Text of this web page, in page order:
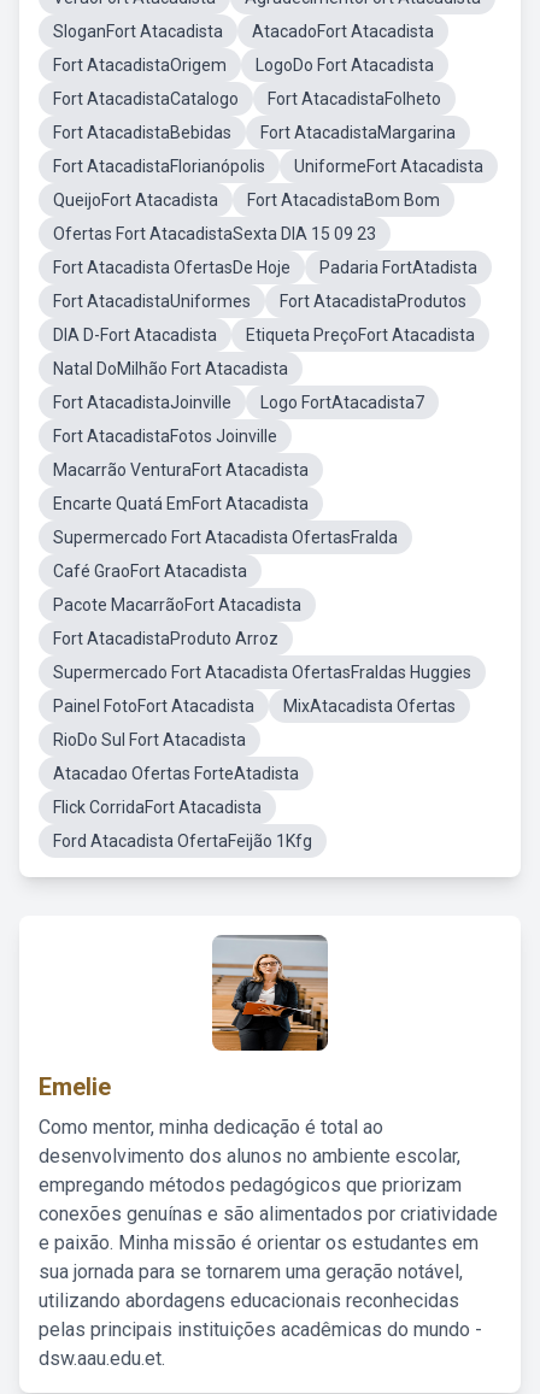
SloganFort Atacadista
AtacadoFort Atacadista
Fort AtacadistaOrigem
LogoDo Fort Atacadista
Fort AtacadistaCatalogo
Fort AtacadistaFolheto
Fort AtacadistaBebidas
Fort AtacadistaMargarina
Fort AtacadistaFlorianópolis
UniformeFort Atacadista
QueijoFort Atacadista
Fort AtacadistaBom Bom
Ofertas Fort AtacadistaSexta DIA 15 09 23
Fort Atacadista OfertasDe Hoje
Padaria FortAtadista
Fort AtacadistaUniformes
Fort AtacadistaProdutos
DIA D-Fort Atacadista
Etiqueta PreçoFort Atacadista
Natal DoMilhão Fort Atacadista
Fort AtacadistaJoinville
Logo FortAtacadista7
Fort AtacadistaFotos Joinville
Macarrão VenturaFort Atacadista
Encarte Quatá EmFort Atacadista
Supermercado Fort Atacadista OfertasFralda
Café GraoFort Atacadista
Pacote MacarrãoFort Atacadista
Fort AtacadistaProduto Arroz
Supermercado Fort Atacadista OfertasFraldas Huggies
Painel FotoFort Atacadista
MixAtacadista Ofertas
RioDo Sul Fort Atacadista
Atacadao Ofertas ForteAtadista
Flick CorridaFort Atacadista
Ford Atacadista OfertaFeijão 1Kfg
Emelie
Como mentor, minha dedicação é total ao
desenvolvimento dos alunos no ambiente escolar,
empregando métodos pedagógicos que priorizam
conexões genuínas e são alimentados por criatividade
e paixão. Minha missão é orientar os estudantes em
sua jornada para se tornarem uma geração notável,
utilizando abordagens educacionais reconhecidas
pelas principais instituições acadêmicas do mundo -
dsw.aau.edu.et.